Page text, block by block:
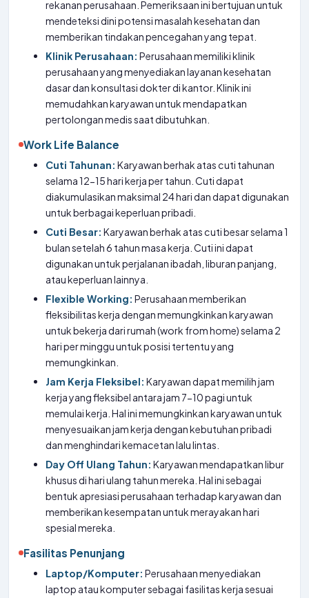
rekanan perusahaan. Pemeriksaan ini bertujuan untuk
mendeteksi dini potensi masalah kesehatan dan
memberikan tindakan pencegahan yang tepat.
Klinik Perusahaan: Perusahaan memiliki klinik
perusahaan yang menyediakan layanan kesehatan
dasar dan konsultasi dokter di kantor. Klinik ini
memudahkan karyawan untuk mendapatkan
pertolongan medis saat dibutuhkan.
Work Life Balance
Cuti Tahunan: Karyawan berhak atas cuti tahunan
selama 12-15 hari kerja per tahun. Cuti dapat
diakumulasikan maksimal 24 hari dan dapat digunakan
untuk berbagai keperluan pribadi.
Cuti Besar: Karyawan berhak atas cuti besar selama 1
bulan setelah 6 tahun masa kerja. Cuti ini dapat
digunakan untuk perjalanan ibadah, liburan panjang,
atau keperluan lainnya.
Flexible Working: Perusahaan memberikan
fleksibilitas kerja dengan memungkinkan karyawan
untuk bekerja dari rumah (work from home) selama 2
hari per minggu untuk posisi tertentu yang
memungkinkan.
Jam Kerja Fleksibel: Karyawan dapat memilih jam
kerja yang fleksibel antara jam 7-10 pagi untuk
memulai kerja. Hal ini memungkinkan karyawan untuk
menyesuaikan jam kerja dengan kebutuhan pribadi
dan menghindari kemacetan lalu lintas.
Day Off Ulang Tahun: Karyawan mendapatkan libur
khusus di hari ulang tahun mereka. Hal ini sebagai
bentuk apresiasi perusahaan terhadap karyawan dan
memberikan kesempatan untuk merayakan hari
spesial mereka.
Fasilitas Penunjang
Laptop/Komputer: Perusahaan menyediakan
laptop atau komputer sebagai fasilitas kerja sesuai